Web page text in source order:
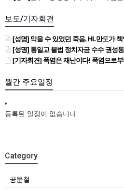
보도/기자회견
[성명] 막을 수 있었던 죽음, HL만도가 책임져라 : 청년노동자 사망사고의
[성명] 통일교 불법 정치자금 수수 권성동
[기자회견] 폭염은 재난이다! 폭염으로부터 안전한 일터를 위한 민주노
월간 주요일정
등록된 일정이 없습니다.
Category
공문철